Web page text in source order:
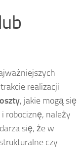
realizacji
, jakie mogą się
robociznę, należy
się, że w
czy